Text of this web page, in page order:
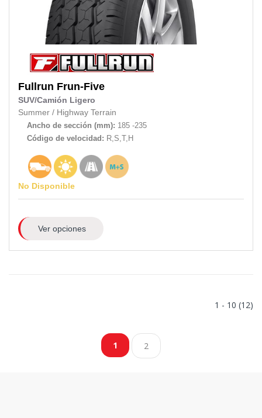
Fullrun Frun-Five
SUV/Camión Ligero
Summer / Highway Terrain
Ancho de sección (mm): 185 -235
Código de velocidad: R,S,T,H
No Disponible
Ver opciones
1 - 10 (12)
1 2